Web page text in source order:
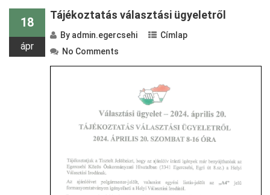
18
ápr
Tájékoztatás választási ügyeletről
By admin.egercsehi
Címlap
No Comments